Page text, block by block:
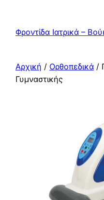
περιεχόμενο
Φροντίδα Ιατρικά –
Αρχική / Ορθοπεδικά /
Γυμναστικής